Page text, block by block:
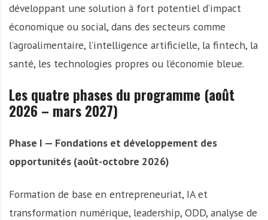
développant une solution à fort potentiel d’impact
économique ou social, dans des secteurs comme
l’agroalimentaire, l’intelligence artificielle, la fintech, la
santé, les technologies propres ou l’économie bleue.
Les quatre phases du programme (août
2026 – mars 2027)
Phase I — Fondations et développement des
opportunités (août-octobre 2026)
Formation de base en entrepreneuriat, IA et
transformation numérique, leadership, ODD, analyse de